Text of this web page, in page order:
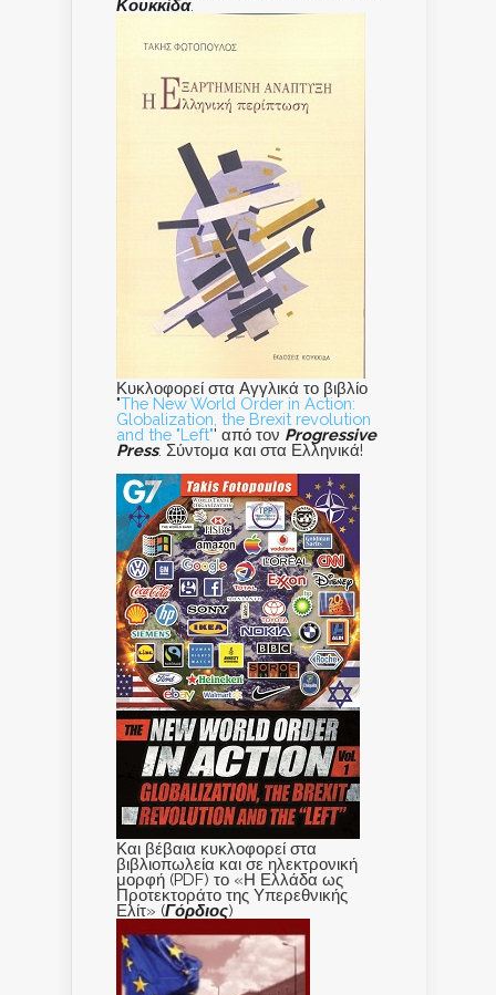
Κουκκίδα.
Κυκλοφορεί στα Αγγλικά το βιβλίο
"The New World Order in Action:
Globalization, the Brexit revolution
and the "Left"' από τον Progressive
Press. Σύντομα και στα Ελληνικά!
Και βέβαια κυκλοφορεί στα
βιβλιοπωλεία και σε ηλεκτρονική
μορφή (PDF) το «Η Ελλάδα ως
Προτεκτοράτο της Υπερεθνικής
Ελίτ» (Γόρδιος)